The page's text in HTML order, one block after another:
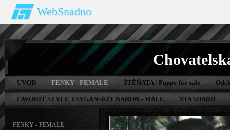
WebSnadno
ÚVOD FENKY - FEMALE ŠTĚŇATA / Puppy for sale
FAVORIT STYLE TSYGANSKIY BARON - MALE STANDARD
FENKY - FEMALE